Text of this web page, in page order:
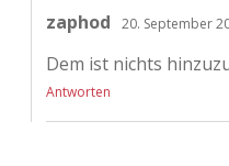
zaphod 20. September
Dem ist nichts
Antworten